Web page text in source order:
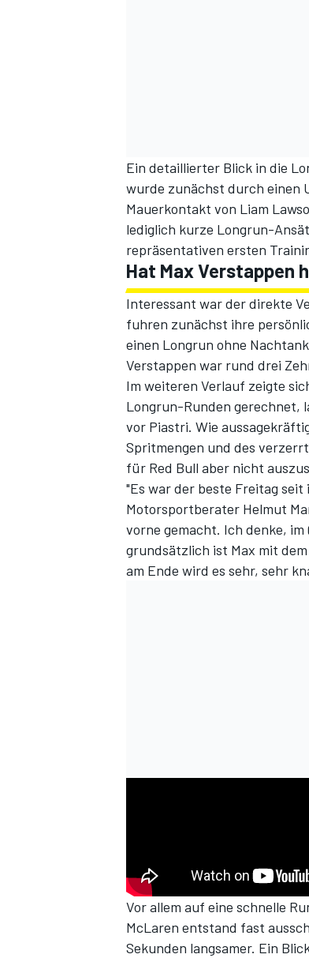
SPORTWAGEN
Ein detaillierter Blick in die
wurde zunächst durch einen
Mauerkontakt von Liam
lediglich kurze Longrun-
repräsentativen ersten
Hat Max Verstappen
Interessant war der direkte
fuhren zunächst ihre
einen Longrun ohne
Verstappen war rund drei
Im weiteren Verlauf zeigte
Longrun-Runden gerechnet,
vor Piastri. Wie
Spritmengen und des
für Red Bull aber nicht
"Es war der beste Freitag
Motorsportberater Helmut
vorne gemacht. Ich denke,
grundsätzlich ist Max mit
am Ende wird es sehr, sehr
Vor allem auf eine schnelle
McLaren entstand fast
Sekunden langsamer. Ein